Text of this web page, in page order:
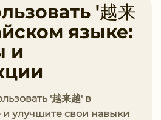
'越来
языке:
и
'越来越' в
и улучшите свои навыки